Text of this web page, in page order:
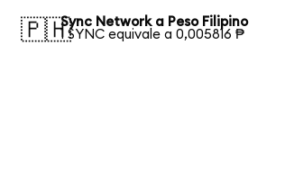
🇵🇭Sync Network a Peso Filipino
1 SYNC equivale a 0,005816 ₱